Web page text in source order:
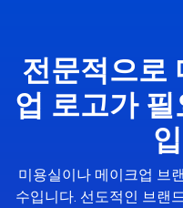
전문적으로
업 로고가
미용실이나 메이크업 브
수입니다. 선도적인 브랜